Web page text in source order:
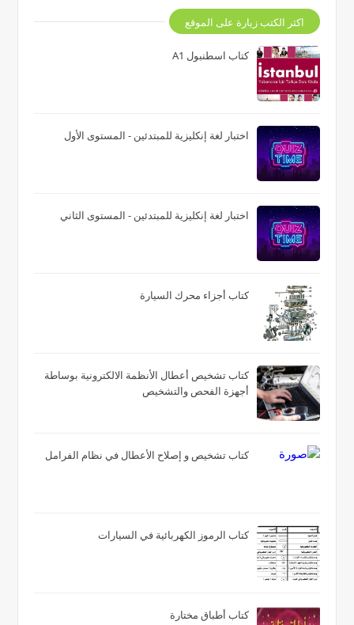
اكثر الكتب زيارة على الموقع
كتاب اسطنبول A1
اختبار لغة إنكليزية للمبتدئين - المستوى الأول
اختبار لغة إنكليزية للمبتدئين - المستوى الثاني
كتاب أجزاء محرك السيارة
كتاب تشخيص أعطال الأنظمة الالكترونية بوساطة
أجهزة الفحص والتشخيص
كتاب تشخيص و إصلاح الأعطال في نظام الفرامل
كتاب الرموز الكهربائية في السيارات
كتاب أطباق مختارة